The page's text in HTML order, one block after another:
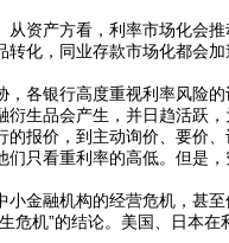
产方看，利率市场化会推
化，同业存款市场化都会
银行高度重视利率风险的
生品会产生，并日趋活跃，
价，到主动询价、要价
只看重利率的高低。但是
金融机构的经营危机，甚
机”的结论。美国、日本在